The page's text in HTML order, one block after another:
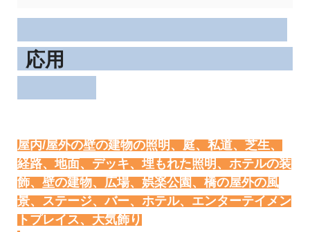
応用
屋内/屋外の壁の建物の照明、庭、私道、芝生、
経路、地面、デッキ、埋もれた照明、ホテルの装
飾、壁の建物、広場、娯楽公園、橋の屋外の風
景、ステージ、バー、ホテル、エンターテイメン